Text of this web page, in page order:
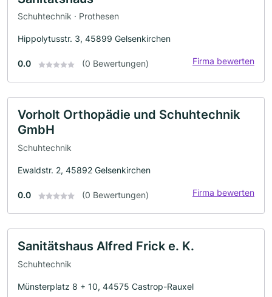
Schuhtechnik · Prothesen
Hippolytusstr. 3, 45899 Gelsenkirchen
0.0 (0 Bewertungen) Firma bewerten
Vorholt Orthopädie und Schuhtechnik
GmbH
Schuhtechnik
Ewaldstr. 2, 45892 Gelsenkirchen
0.0 (0 Bewertungen) Firma bewerten
Sanitätshaus Alfred Frick e. K.
Schuhtechnik
Münsterplatz 8 + 10, 44575 Castrop-Rauxel